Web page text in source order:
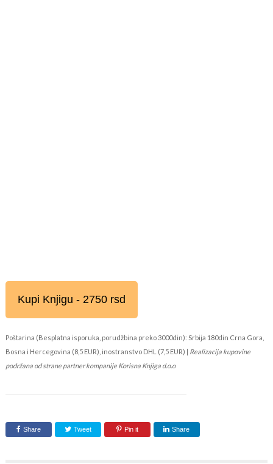
Kupi Knjigu - 2750 rsd
Poštarina (Besplatna isporuka, porudžbina preko 3000din): Srbija 180din Crna Gora,
Bosna i Hercegovina (8,5 EUR), inostranstvo DHL (7,5 EUR) | Realizacija kupovine
podržana od strane partner kompanije Korisna Knjiga d.o.o
Share Tweet Pin it Share